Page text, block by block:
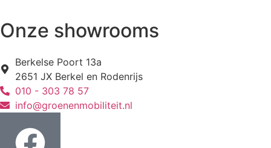
Onze showrooms
Berkelse Poort 13a
2651 JX Berkel en Rodenrijs
010 - 303 78 57
info@groenenmobiliteit.nl